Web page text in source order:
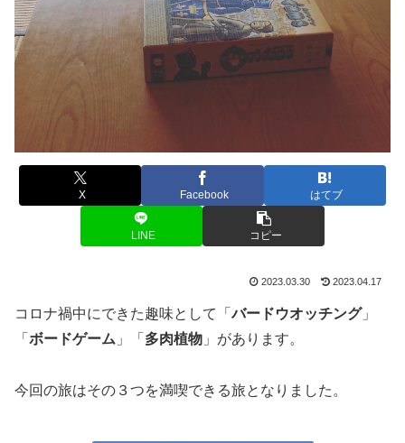
X Facebook はてブ
LINE コピー
2023.03.30 2023.04.17
コロナ禍中にできた趣味として「バードウオッチング」
「 ボードゲーム 」「 多肉植物 」があります。
今回の旅はその３つを満喫できる旅となりました。